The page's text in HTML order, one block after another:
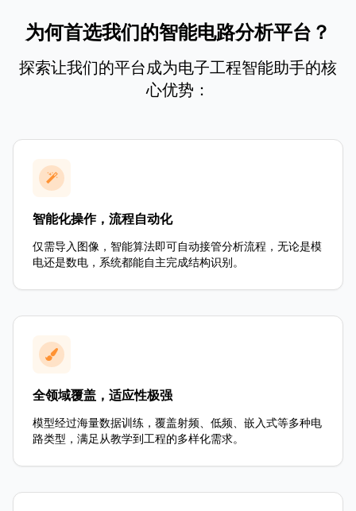
为何首选我们的智能电路分析平台？
探索让我们的平台成为电子工程智能助手的核
心优势：
智能化操作，流程自动化
仅需导入图像，智能算法即可自动接管分析流程，无论是模
电还是数电，系统都能自主完成结构识别。
全领域覆盖，适应性极强
模型经过海量数据训练，覆盖射频、低频、嵌入式等多种电
路类型，满足从教学到工程的多样化需求。